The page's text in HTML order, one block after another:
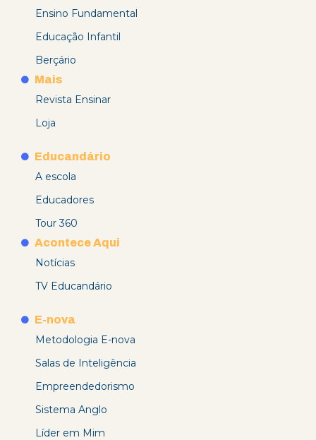
Ensino Fundamental
Educação Infantil
Berçário
Mais
Revista Ensinar
Loja
Educandário
A escola
Educadores
Tour 360
Acontece Aqui
Notícias
TV Educandário
E-nova
Metodologia E-nova
Salas de Inteligência
Empreendedorismo
Sistema Anglo
Líder em Mim